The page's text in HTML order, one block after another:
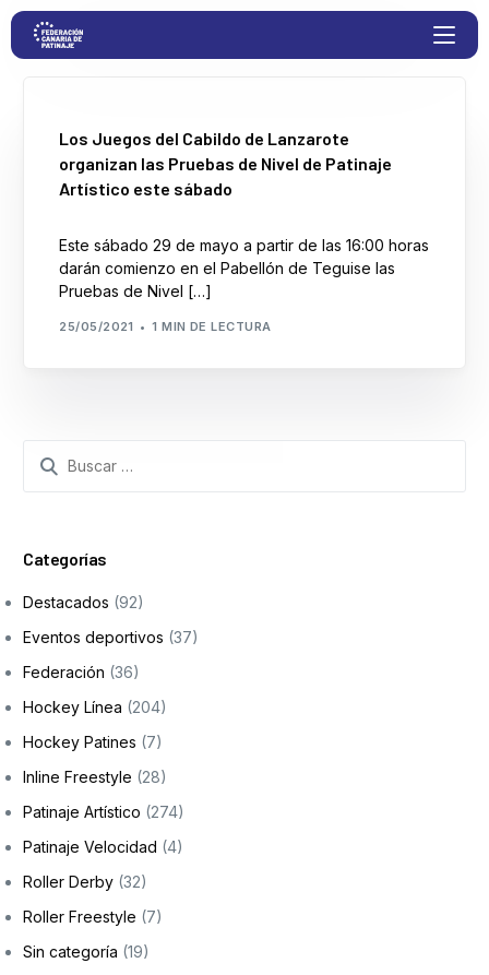
Los Juegos del Cabildo de Lanzarote
organizan las Pruebas de Nivel de Patinaje
Artístico este sábado
Este sábado 29 de mayo a partir de las 16:00 horas
darán comienzo en el Pabellón de Teguise las
Pruebas de Nivel […]
25/05/2021 1 MIN DE LECTURA
Categorías
Destacados (92)
Eventos deportivos (37)
Federación (36)
Hockey Línea (204)
Hockey Patines (7)
Inline Freestyle (28)
Patinaje Artístico (274)
Patinaje Velocidad (4)
Roller Derby (32)
Roller Freestyle (7)
Sin categoría (19)
Proyectos
Competiciones
Clubs
Transparencia
Blog